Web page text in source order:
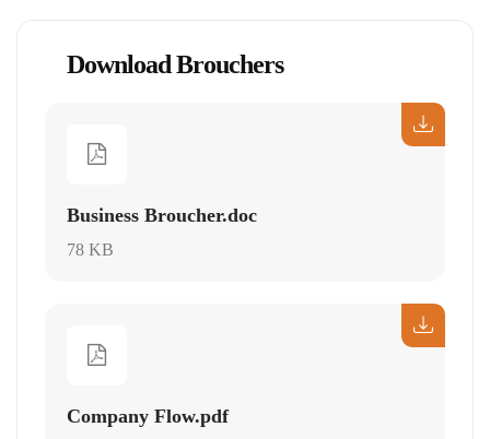
Download Brouchers
Business Broucher.doc
78 KB
Company Flow.pdf